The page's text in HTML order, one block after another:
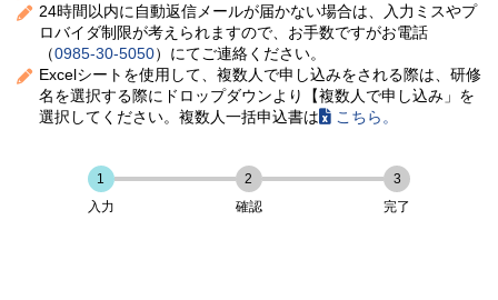
24時間以内に自動返信メールが届かない場合は、入力ミスやプ
ロバイダ制限が考えられますので、お手数ですがお電話
（0985-30-5050）にてご連絡ください。
Excelシートを使用して、複数人で申し込みをされる際は、研修
名を選択する際にドロップダウンより【複数人で申し込み」を
選択してください。複数人一括申込書は
こちら。
1
入力
2
確認
3
完了